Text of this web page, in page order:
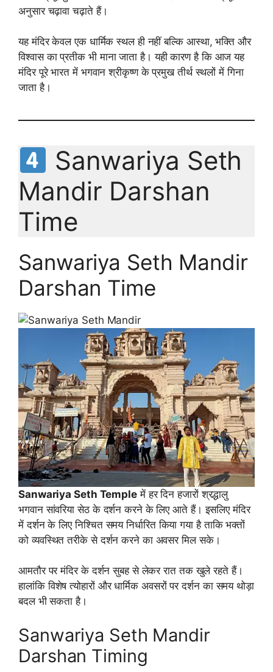
अनुसार चढ़ावा चढ़ाते हैं।
यह मंदिर केवल एक धार्मिक स्थल ही नहीं बल्कि आस्था, भक्ति और
विश्वास का प्रतीक भी माना जाता है। यही कारण है कि आज यह
मंदिर पूरे भारत में भगवान श्रीकृष्ण के प्रमुख तीर्थ स्थलों में गिना
जाता है।
Sanwariya Seth
Mandir Darshan
Time
Sanwariya Seth Mandir
Darshan Time
Sanwariya Seth Templeमें हर दिन हजारों श्रद्धालु
भगवान सांवरिया सेठ के दर्शन करने के लिए आते हैं। इसलिए मंदिर
में दर्शन के लिए निश्चित समय निर्धारित किया गया है ताकि भक्तों
को व्यवस्थित तरीके से दर्शन करने का अवसर मिल सके।
आमतौर पर मंदिर के दर्शन सुबह से लेकर रात तक खुले रहते हैं।
हालांकि विशेष त्योहारों और धार्मिक अवसरों पर दर्शन का समय थोड़ा
बदल भी सकता है।
Sanwariya Seth Mandir
Darshan Timing